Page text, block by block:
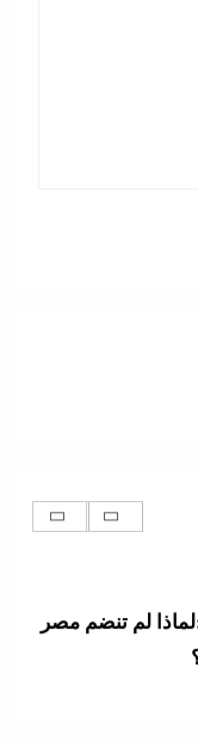
لم تنضم مصر